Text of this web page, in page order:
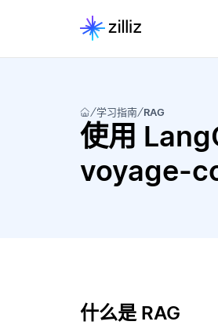
学习指南 RAG
使用
voyage-
什么是 RAG